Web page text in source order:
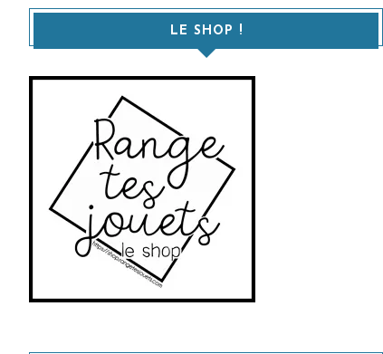
LE SHOP !